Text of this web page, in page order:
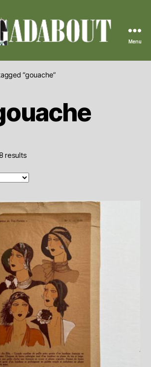
Vintage
Menu
“gouache”
results